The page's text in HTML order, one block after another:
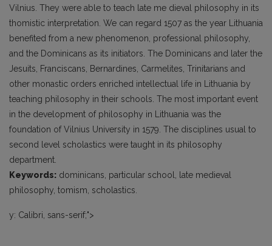
Vilnius. They were able to teach late me dieval philosophy in its
thomistic interpretation. We can regard 1507 as the year Lithuania
benefited from a new phenomenon, professional philosophy,
and the Dominicans as its initiators. The Dominicans and later the
Jesuits, Franciscans, Bernardines, Carmelites, Trinitarians and
other monastic orders enriched intellectual life in Lithuania by
teaching philosophy in their schools. The most important event
in the development of philosophy in Lithuania was the
foundation of Vilnius University in 1579. The disciplines usual to
second level scholastics were taught in its philosophy
department.
Keywords: dominicans, particular school, late medieval
philosophy, tomism, scholastics.
y: Calibri, sans-serif;">